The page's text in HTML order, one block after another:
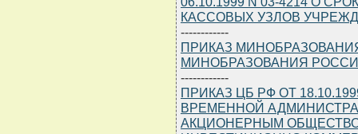
КАССОВЫХ УЗЛОВ
------------
ПРИКАЗ МИНОБРАЗОВАНИЯ
МИНОБРАЗОВАНИЯ
------------
ПРИКАЗ ЦБ РФ ОТ
ВРЕМЕННОЙ
АКЦИОНЕРНЫМ